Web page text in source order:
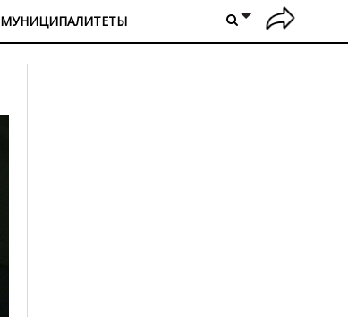
МУНИЦИПАЛИТЕТЫ